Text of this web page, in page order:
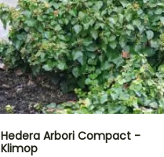
Hedera Arbori Compact -
Klimop